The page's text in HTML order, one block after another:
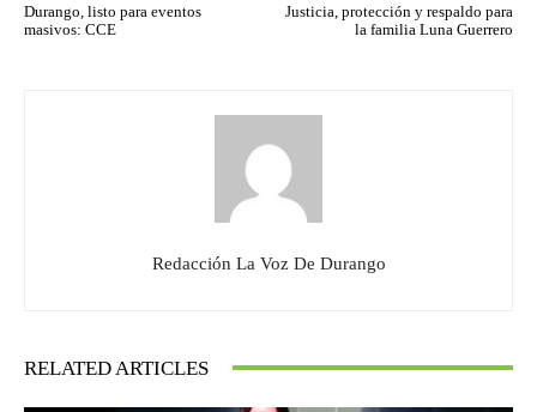
Durango, listo para eventos
masivos: CCE
Justicia, protección y respaldo para
la familia Luna Guerrero
Redacción La Voz De Durango
RELATED ARTICLES